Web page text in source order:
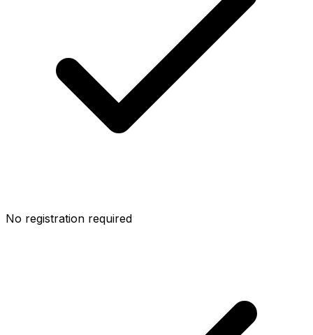
No registration required